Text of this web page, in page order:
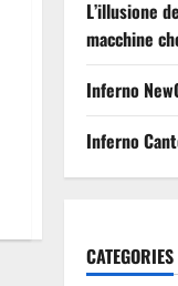
L’illusione
macchine
Inferno
Inferno
CATEGORIES